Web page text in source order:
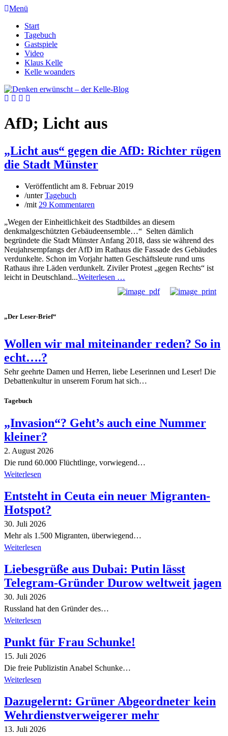
Menü
Start
Tagebuch
Gastspiele
Video
Klaus Kelle
Kelle woanders
AfD; Licht aus
„Licht aus“ gegen die AfD: Richter rügen
die Stadt Münster
Veröffentlicht am 8. Februar 2019
/unterTagebuch
/mit 29 Kommentaren
„Wegen der Einheitlichkeit des Stadtbildes an diesem
denkmalgeschützten Gebäudeensemble…“ Selten dämlich
begründete die Stadt Münster Anfang 2018, dass sie während des
Neujahrsempfangs der AfD im Rathaus die Fassade des Gebäudes
verdunkelte. Schon im Vorjahr hatten Geschäftsleute rund ums
Rathaus ihre Läden verdunkelt. Ziviler Protest „gegen Rechts“ ist
leicht in Deutschland...Weiterlesen …
„Der Leser-Brief“
Wollen wir mal miteinander reden? So in
echt….?
Sehr geehrte Damen und Herren, liebe Leserinnen und Leser! Die
Debattenkultur in unserem Forum hat sich…
Tagebuch
„Invasion“? Geht’s auch eine Nummer
kleiner?
2. August 2026
Die rund 60.000 Flüchtlinge, vorwiegend…
Weiterlesen
Entsteht in Ceuta ein neuer Migranten-
Hotspot?
30. Juli 2026
Mehr als 1.500 Migranten, überwiegend…
Weiterlesen
Liebesgrüße aus Dubai: Putin lässt
Telegram-Gründer Durow weltweit jagen
30. Juli 2026
Russland hat den Gründer des…
Weiterlesen
Punkt für Frau Schunke!
15. Juli 2026
Die freie Publizistin Anabel Schunke…
Weiterlesen
Dazugelernt: Grüner Abgeordneter kein
Wehrdienstverweigerer mehr
13. Juli 2026